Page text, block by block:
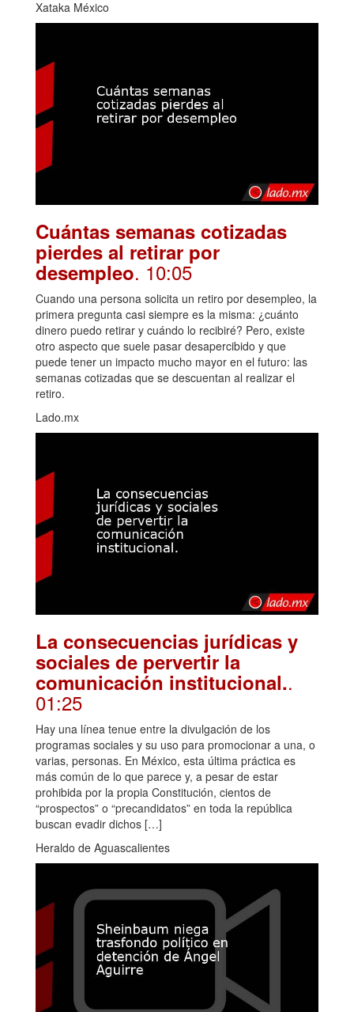
Xataka México
Cuántas semanas cotizadas
pierdes al retirar por
desempleo. 10:05
Cuando una persona solicita un retiro por desempleo, la
primera pregunta casi siempre es la misma: ¿cuánto
dinero puedo retirar y cuándo lo recibiré? Pero, existe
otro aspecto que suele pasar desapercibido y que
puede tener un impacto mucho mayor en el futuro: las
semanas cotizadas que se descuentan al realizar el
retiro.
Lado.mx
La consecuencias jurídicas y
sociales de pervertir la
comunicación institucional..
01:25
Hay una línea tenue entre la divulgación de los
programas sociales y su uso para promocionar a una, o
varias, personas. En México, esta última práctica es
más común de lo que parece y, a pesar de estar
prohibida por la propia Constitución, cientos de
“prospectos” o “precandidatos” en toda la república
buscan evadir dichos […]
Heraldo de Aguascalientes